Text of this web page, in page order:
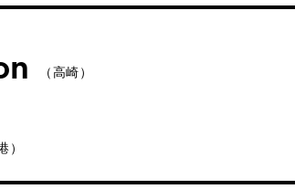
（高崎）
）